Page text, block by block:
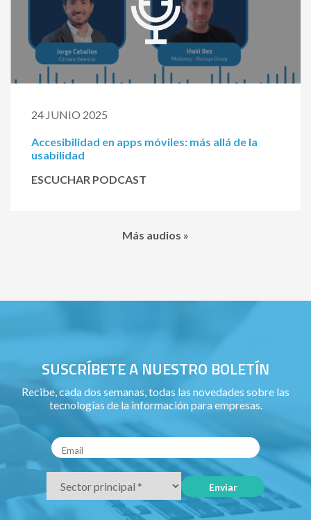
24 JUNIO 2025
Accesibilidad en apps móviles: más allá de la
usabilidad
ESCUCHAR PODCAST
Más audios »
SUSCRÍBETE A NUESTRO BOLETÍN
Recibe, cada dos semanas, todas las novedades sobre las
tecnologías de la información para empresas.